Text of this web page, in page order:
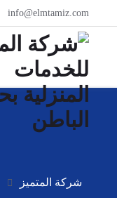
info@elmtamiz.com
شركة المتميز